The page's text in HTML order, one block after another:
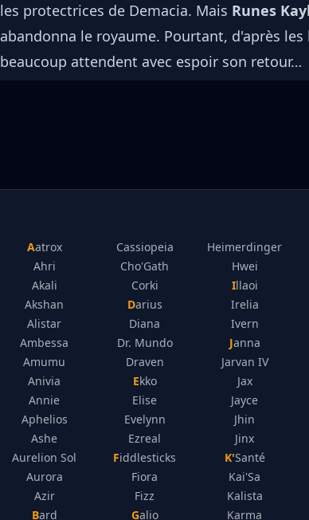
les protectrices de Demacia. Mais Runes
abandonna le royaume. Pourtant, d'après
beaucoup attendent avec espoir son retour…
Aatrox
Ahri
Akali
Akshan
Alistar
Ambessa
Amumu
Anivia
Annie
Aphelios
Ashe
Aurelion Sol
Aurora
Azir
Bard
Cassiopeia
Cho'Gath
Corki
Darius
Diana
Dr. Mundo
Draven
Ekko
Elise
Evelynn
Ezreal
Fiddlesticks
Fiora
Fizz
Galio
Heimerdinger
Hwei
Illaoi
Irelia
Ivern
Janna
Jarvan IV
Jax
Jayce
Jhin
Jinx
K'Santé
Kai'Sa
Kalista
Karma